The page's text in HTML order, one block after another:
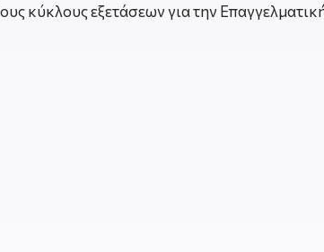
κύκλους εξετάσεων για την